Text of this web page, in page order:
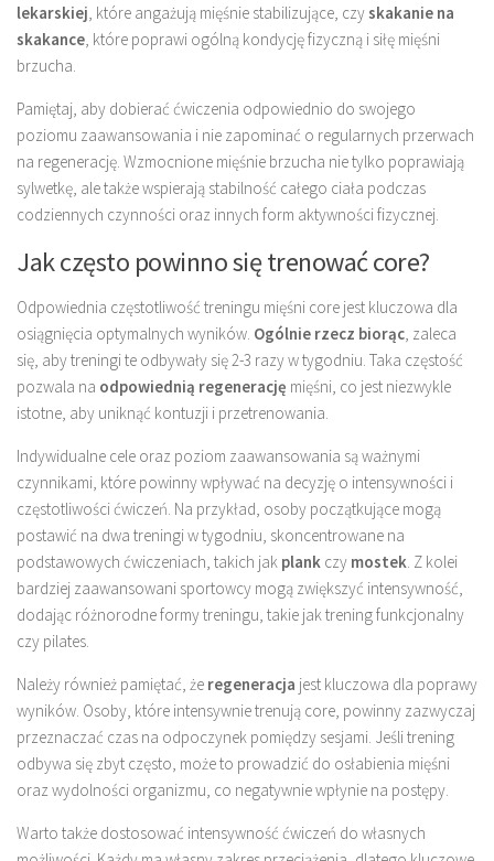
lekarskiej , które angażują mięśnie stabilizujące, czyskakanie na
skakance , które poprawi ogólną kondycję fizyczną i siłę mięśni
brzucha.
Pamiętaj, aby dobierać ćwiczenia odpowiednio do swojego
poziomu zaawansowania i nie zapominać o regularnych przerwach
na regenerację. Wzmocnione mięśnie brzucha nie tylko poprawiają
sylwetkę, ale także wspierają stabilność całego ciała podczas
codziennych czynności oraz innych form aktywności fizycznej.
Jak często powinno się trenować core?
Odpowiednia częstotliwość treningu mięśni core jest kluczowa dla
osiągnięcia optymalnych wyników. Ogólnie rzecz biorąc , zaleca
się, aby treningi te odbywały się 2-3 razy w tygodniu. Taka częstość
pozwala na odpowiednią regenerację mięśni, co jest niezwykle
istotne, aby uniknąć kontuzji i przetrenowania.
Indywidualne cele oraz poziom zaawansowania są ważnymi
czynnikami, które powinny wpływać na decyzję o intensywności i
częstotliwości ćwiczeń. Na przykład, osoby początkujące mogą
postawić na dwa treningi w tygodniu, skoncentrowane na
podstawowych ćwiczeniach, takich jak plank czy mostek . Z kolei
bardziej zaawansowani sportowcy mogą zwiększyć intensywność,
dodając różnorodne formy treningu, takie jak trening funkcjonalny
czy pilates.
Należy również pamiętać, że regeneracja jest kluczowa dla poprawy
wyników. Osoby, które intensywnie trenują core, powinny zazwyczaj
przeznaczać czas na odpoczynek pomiędzy sesjami. Jeśli trening
odbywa się zbyt często, może to prowadzić do osłabienia mięśni
oraz wydolności organizmu, co negatywnie wpłynie na postępy.
Warto także dostosować intensywność ćwiczeń do własnych